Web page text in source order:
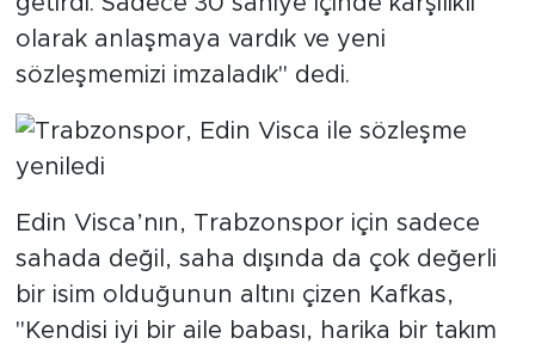
olarak anlaşmaya vardık ve yeni
sözleşmemizi imzaladık" dedi.
Edin Visca’nın, Trabzonspor için sadece
sahada değil, saha dışında da çok değerli
bir isim olduğunun altını çizen Kafkas,
"Kendisi iyi bir aile babası, harika bir takım